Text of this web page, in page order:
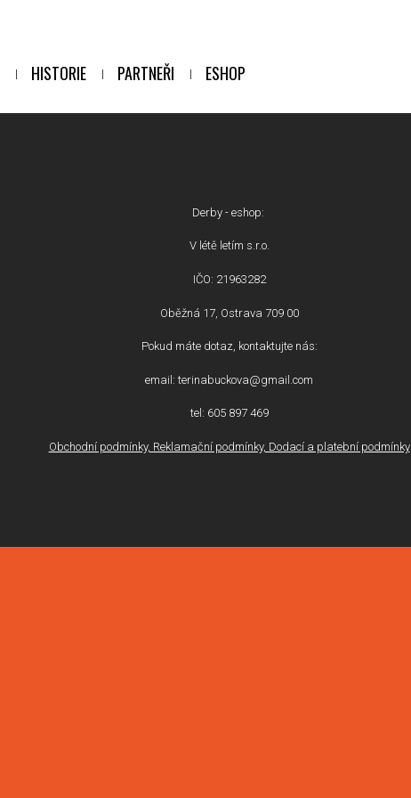
HISTORIE PARTNEŘI ESHOP
Derby - eshop:
V létě letím s.r.o.
IČO: 21963282
Oběžná 17, Ostrava 709 00
Pokud máte dotaz, kontaktujte nás:
email: terinabuckova@gmail.com
tel: 605 897 469
Obchodní podmínky, Reklamační podmínky, Dodací a platební podmínky